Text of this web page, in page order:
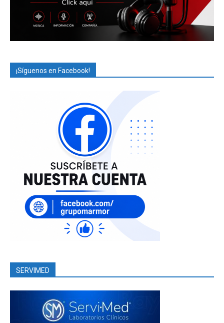
¡Síguenos en Facebook!
SERVIMED